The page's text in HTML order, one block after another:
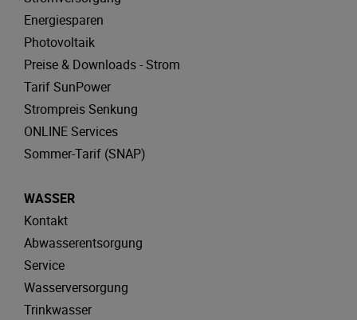
Energiesparen
Photovoltaik
Preise & Downloads - Strom
Tarif SunPower
Strompreis Senkung
ONLINE Services
Sommer-Tarif (SNAP)
WASSER
Kontakt
Abwasserentsorgung
Service
Wasserversorgung
Trinkwasser